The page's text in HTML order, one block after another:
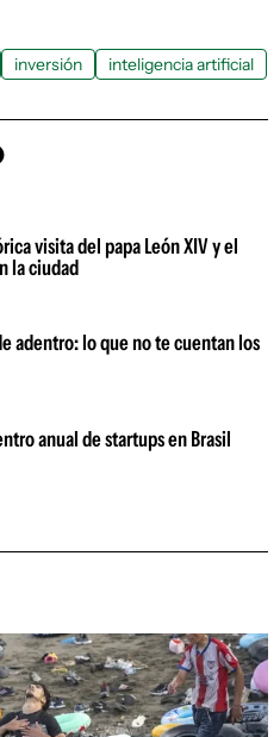
inversión inteligencia artificial
visita del papa León XIV y el
la ciudad
adentro: lo que no te cuentan los
anual de startups en Brasil